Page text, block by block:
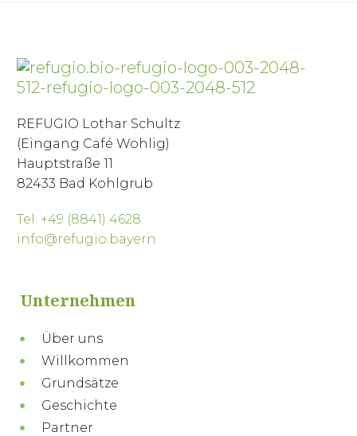
REFUGIO Lothar Schultz
(Eingang Café Wohlig)
Hauptstraße 11
82433 Bad Kohlgrub
Tel. +49 (8841) 4628
info@refugio.bayern
Unternehmen
Über uns
Willkommen
Grundsätze
Geschichte
Partner